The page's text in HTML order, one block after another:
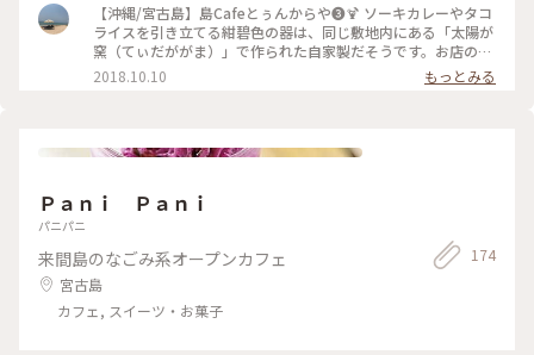
【沖縄/宮古島】島Cafeとぅんからや❸🍹 ソーキカレーやタコ
ライスを引き立てる紺碧色の器は、同じ敷地内にある「太陽が
窯（てぃだががま）」で作られた自家製だそうです。お店のス
タッフの方が着ている宮古島ビーチＴシャツは併設の雑貨店
「南国雑貨 Tida（ティダ）」で購入できます。サイズや色が
アイス #アイスクリーム #スムージー #ビール #地ビール #旅と
2018.10.10 もっとみる
Ｐａｎｉ Ｐａｎｉ
パニパニ
来間島のなごみ系オープンカフェ
宮古島
カフェ, スイーツ・お菓子
174